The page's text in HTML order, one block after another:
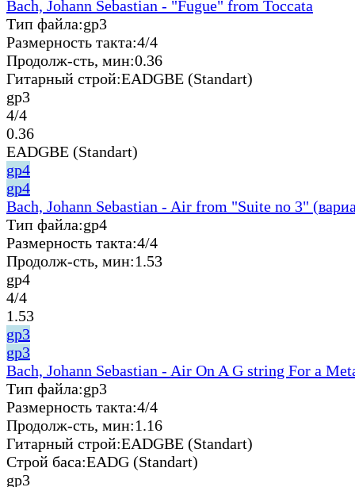
Bach, Johann Sebastian - "Fugue" from Toccata
Тип файла:gp3
Размерность такта:4/4
Продолж-сть, мин:0.36
Гитарный строй:EADGBE (Standart)
gp3
4/4
0.36
EADGBE (Standart)
gp4
gp4
Bach, Johann Sebastian - Air from "Suite no 3"
Тип файла:gp4
Размерность такта:4/4
Продолж-сть, мин:1.53
gp4
4/4
1.53
gp3
gp3
Bach, Johann Sebastian - Air On A G string For a
Тип файла:gp3
Размерность такта:4/4
Продолж-сть, мин:1.16
Гитарный строй:EADGBE (Standart)
Строй баса:EADG (Standart)
gp3